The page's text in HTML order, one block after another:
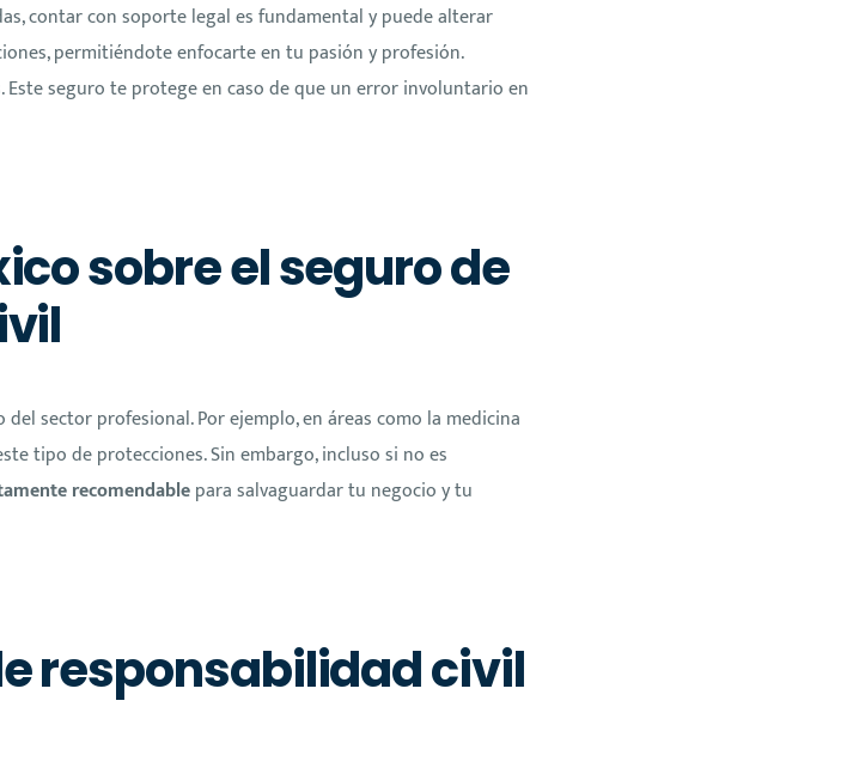
contar con soporte legal es fundamental y puede alterar
permitiéndote enfocarte en tu pasión y profesión.
Este seguro te protege en caso de que un error involuntario en
sobre el seguro de
sector profesional. Por ejemplo, en áreas como la medicina
tipo de protecciones. Sin embargo, incluso si no es
recomendablepara salvaguardar tu negocio y tu
responsabilidad civil